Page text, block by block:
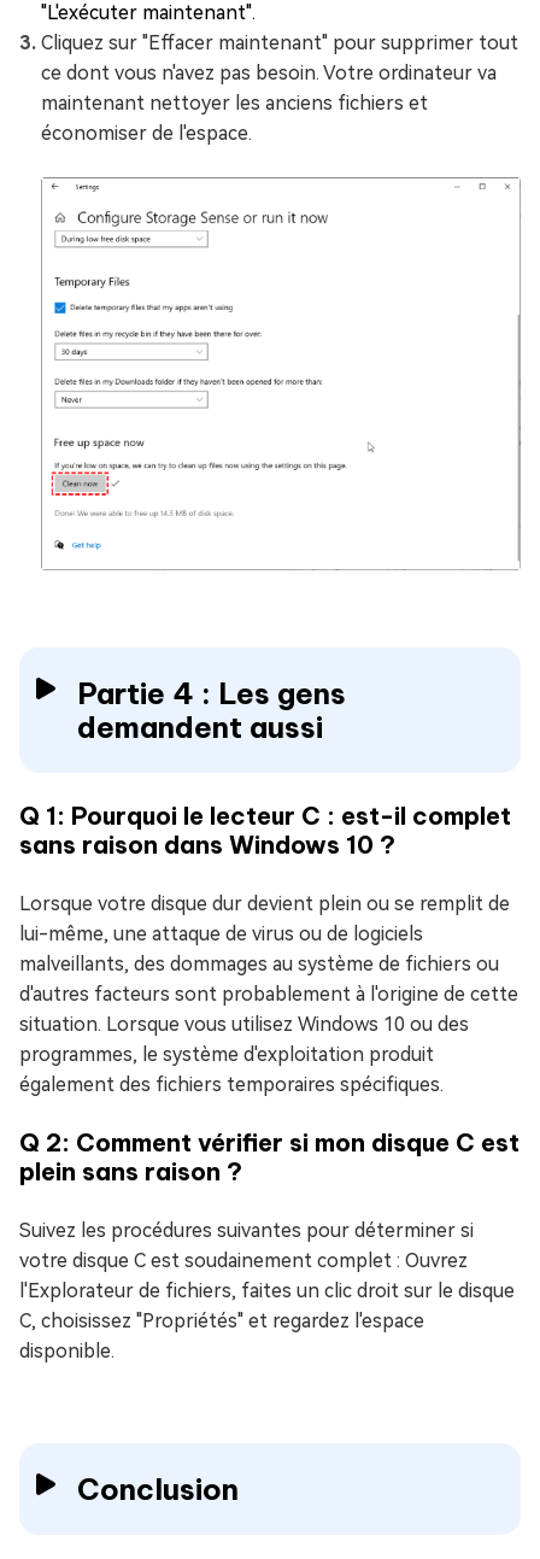
"L'exécuter maintenant".
Cliquez sur "Effacer maintenant" pour supprimer tout
ce dont vous n'avez pas besoin. Votre ordinateur va
maintenant nettoyer les anciens fichiers et
économiser de l'espace.
Partie 4 : Les gens
demandent aussi
Q 1: Pourquoi le lecteur C : est-il complet
sans raison dans Windows 10 ?
Lorsque votre disque dur devient plein ou se remplit de
lui-même, une attaque de virus ou de logiciels
malveillants, des dommages au système de fichiers ou
d'autres facteurs sont probablement à l'origine de cette
situation. Lorsque vous utilisez Windows 10 ou des
programmes, le système d'exploitation produit
également des fichiers temporaires spécifiques.
Q 2: Comment vérifier si mon disque C est
plein sans raison ?
Suivez les procédures suivantes pour déterminer si
votre disque C est soudainement complet : Ouvrez
l'Explorateur de fichiers, faites un clic droit sur le disque
C, choisissez "Propriétés" et regardez l'espace
disponible.
Conclusion